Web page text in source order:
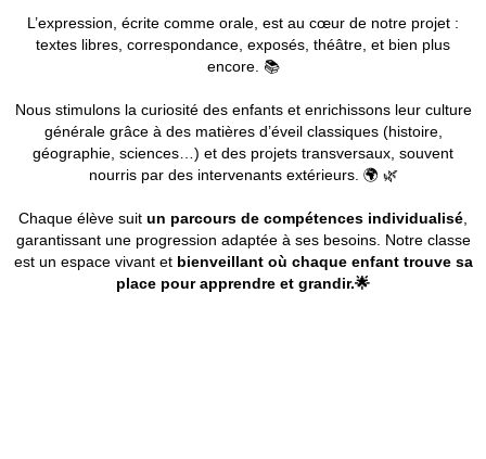
L’expression, écrite comme orale, est au cœur de notre projet :
textes libres, correspondance, exposés, théâtre, et bien plus
encore. 📚
Nous stimulons la curiosité des enfants et enrichissons leur culture
générale grâce à des matières d’éveil classiques (histoire,
géographie, sciences…) et des projets transversaux, souvent
nourris par des intervenants extérieurs. 🌍 🌿
Chaque élève suit un parcours de compétences individualisé
garantissant une progression adaptée à ses besoins. Notre classe
est un espace vivant et bienveillant où chaque enfant trouve sa
place pour apprendre et grandir.🌟